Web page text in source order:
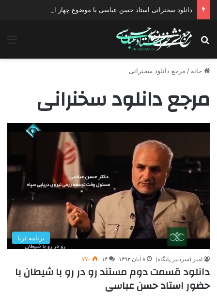
دانلود سخنرانی استاد حسن عباسی با موضوع چهار انتخاب ۱۴۰۰
جستجو برای
خانه / مرجع دانلود سخنرانی
مرجع دانلود سخنرانی
برنامه ثریا
امیر (سردبیر پایگاه) ۸ آبان ۱۳۹۳ ۱۴ ۷۷۰
دانلود قسمت دوم مستند رو در رو با شیطان با
حضور استاد حسن عباسی